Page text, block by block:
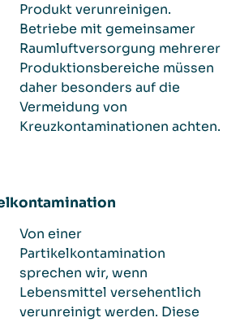
Produkt verunreinigen.
Betriebe mit gemeinsamer
Raumluftversorgung mehrerer
Produktionsbereiche müssen
daher besonders auf die
Vermeidung von
Kreuzkontaminationen achten.
Von einer
Partikelkontamination
sprechen wir, wenn
Lebensmittel versehentlich
verunreinigt werden. Diese